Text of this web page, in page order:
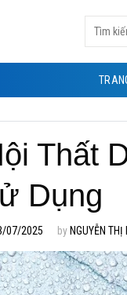
Tìm
kiếm:
Thất
Dụng
07/2025 by NGUYỄN THỊ